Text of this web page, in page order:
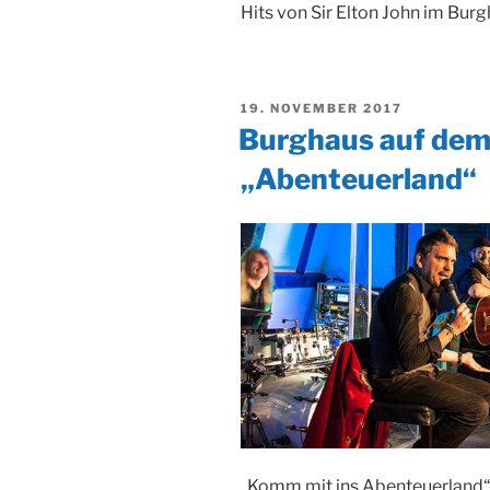
Hits von Sir Elton John im
VERÖFFENTLICHT
AM
19. NOVEMBER 2017
Burghaus auf
„Abenteuerland“